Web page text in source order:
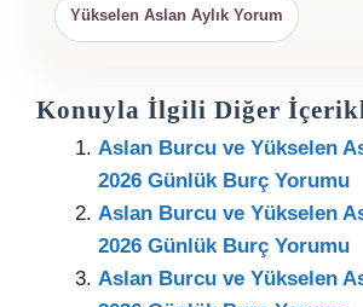
Yükselen Aslan Aylık Yorum
Konuyla İlgili Diğer
Aslan Burcu ve Yükselen
2026 Günlük Burç Yorumu
Aslan Burcu ve Yükselen
2026 Günlük Burç Yorumu
Aslan Burcu ve Yükselen